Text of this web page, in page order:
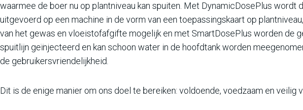
waarmee de boer nu op plantniveau kan spuiten. Met DynamicDosePlus wordt
uitgevoerd op een machine in de vorm van een toepassingskaart op
van het gewas en vloeistofafgifte mogelijk en met SmartDosePlus worden de
spuitlijn geïnjecteerd en kan schoon water in de hoofdtank worden
de gebruikersvriendelijkheid.
Dit is de enige manier om ons doel te bereiken: voldoende, voedzaam en veilig